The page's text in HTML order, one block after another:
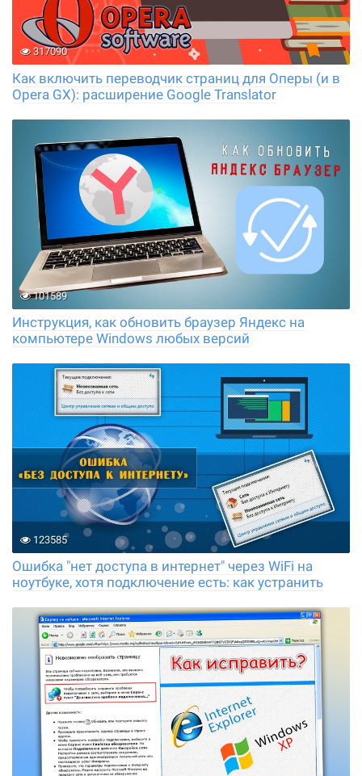
317090
Как включить переводчик страниц для Оперы (и в
Opera GX): расширение Google Translator
101589
Инструкция, как обновить браузер Яндекс на
компьютере Windows любых версий
123585
Ошибка "нет доступа в интернет" через WiFi на
ноутбуке, хотя подключение есть: как устранить